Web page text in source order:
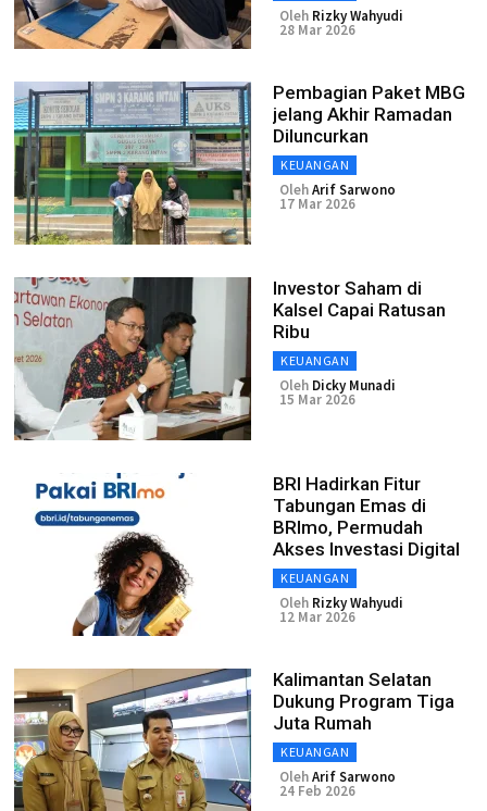
Oleh Rizky Wahyudi
28 Mar 2026
Pembagian Paket MBG
jelang Akhir Ramadan
Diluncurkan
KEUANGAN
OlehArif Sarwono
17 Mar 2026
Investor Saham di
Kalsel Capai Ratusan
Ribu
KEUANGAN
Oleh Dicky Munadi
15 Mar 2026
BRI Hadirkan Fitur
Tabungan Emas di
BRImo, Permudah
Akses Investasi Digital
KEUANGAN
Oleh Rizky Wahyudi
12 Mar 2026
Kalimantan Selatan
Dukung Program Tiga
Juta Rumah
KEUANGAN
OlehArif Sarwono
24 Feb 2026